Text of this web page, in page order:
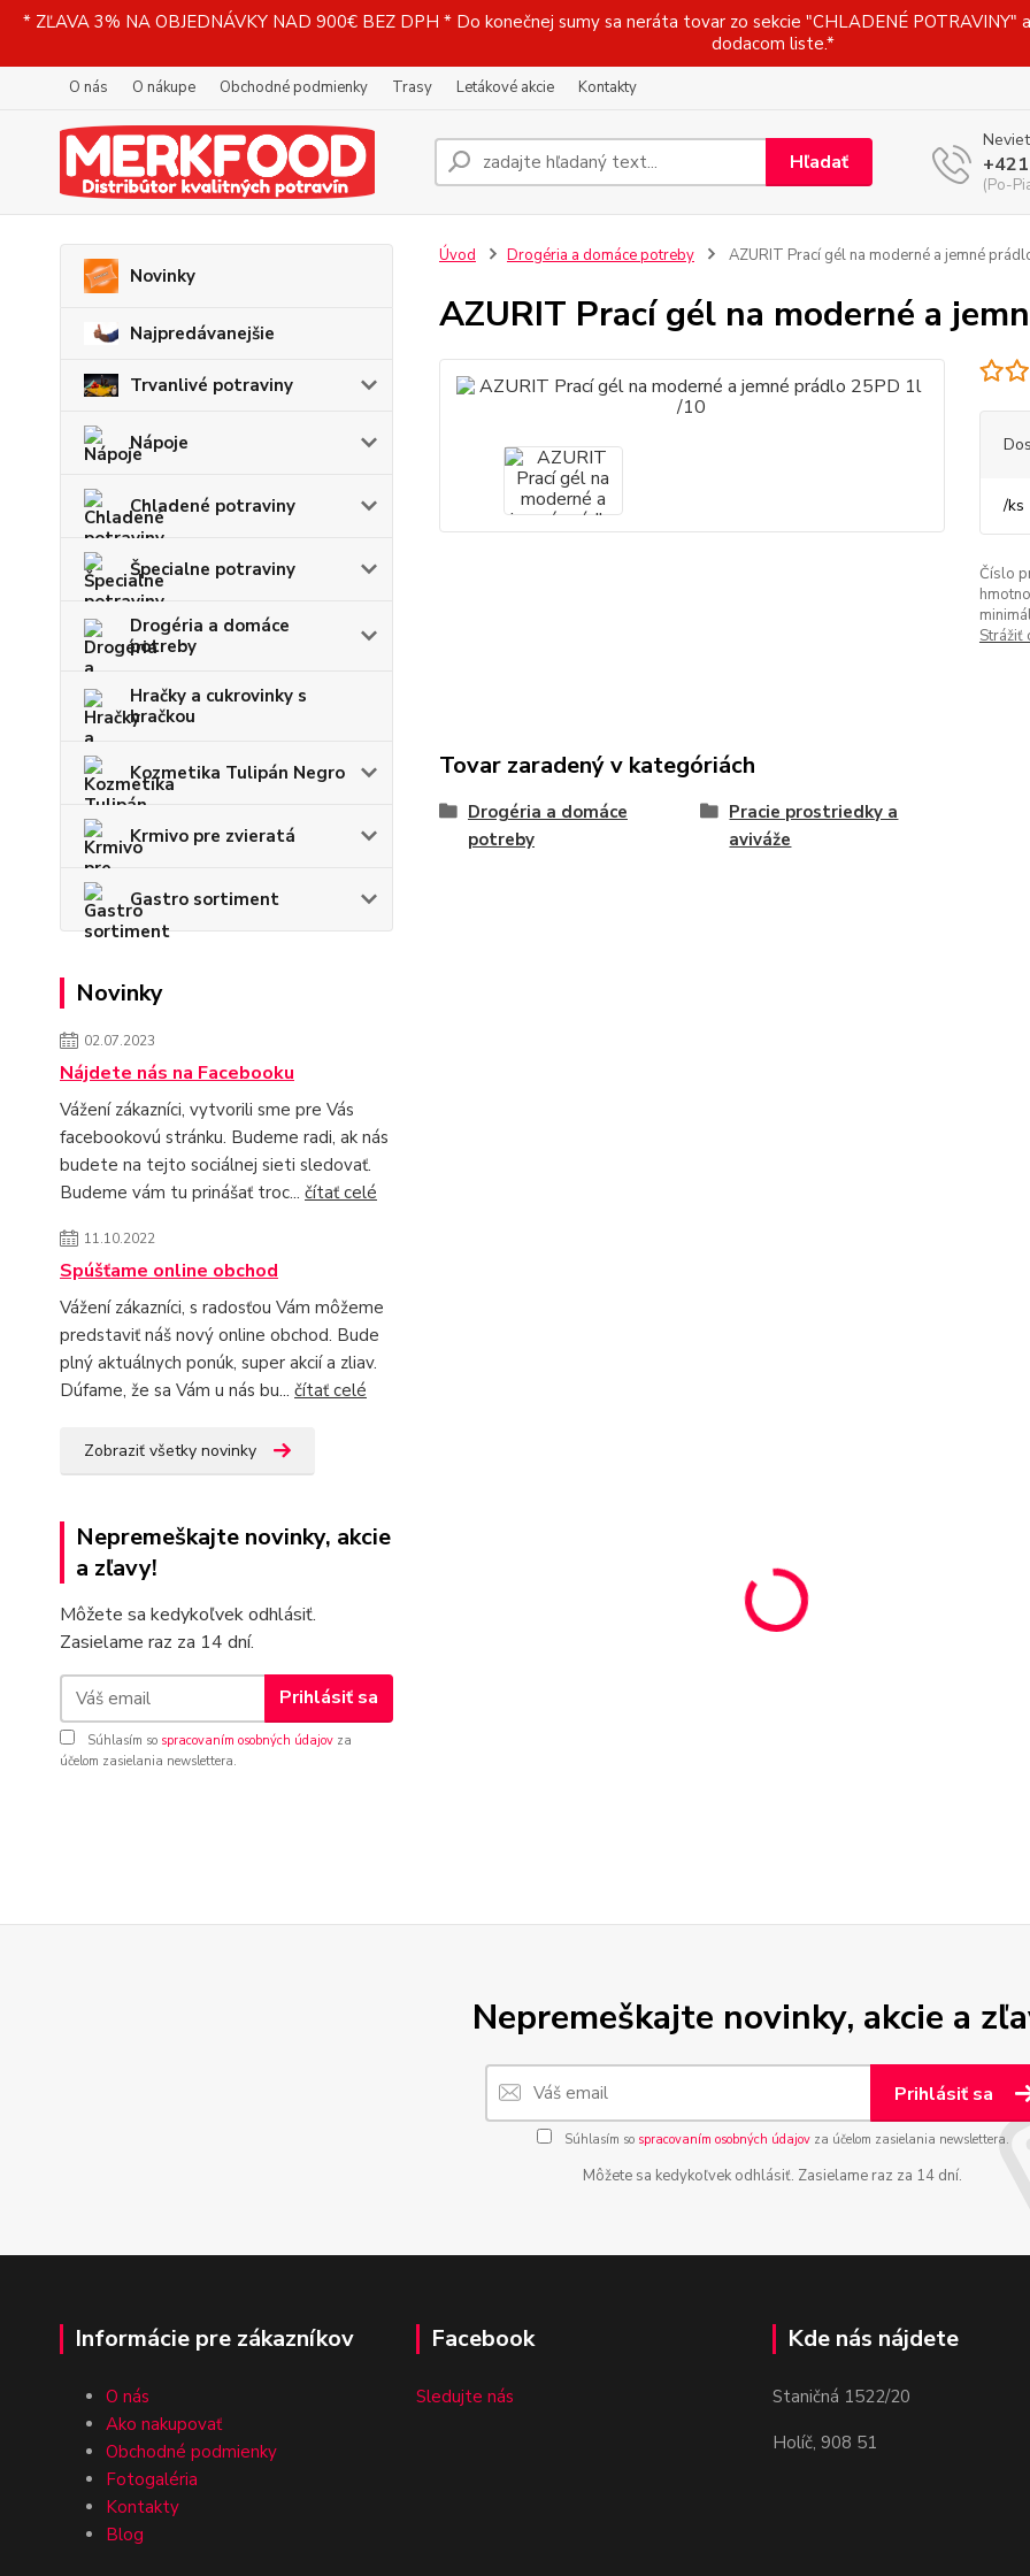
* ZĽAVA 3% NA OBJEDNÁVKY NAD 900€ BEZ DPH * Do konečnej sumy sa neráta tovar zo sekcie "CHLADENÉ
dodacom liste.*
O nás O nákupe Obchodné podmienky Trasy Letákové akcie Kontakty
Hľadať
(Po-
Novinky
Najpredávanejšie
Trvanlivé potraviny
Nápoje
Chladené potraviny
Špecialne potraviny
Drogéria a domáce
potreby
Hračky a cukrovinky s
hračkou
Kozmetika Tulipán Negro
Krmivo pre zvieratá
Gastro sortiment
Novinky
02.07.2023
Nájdete nás na Facebooku
Vážení zákazníci, vytvorili sme pre Vás
facebookovú stránku. Budeme radi, ak nás
budete na tejto sociálnej sieti sledovať.
Budeme vám tu prinášať troc... čítať celé
11.10.2022
Spúšťame online obchod
Vážení zákazníci, s radosťou Vám môžeme
predstaviť náš nový online obchod. Bude
plný aktuálnych ponúk, super akcií a zliav.
Dúfame, že sa Vám u nás bu... čítať celé
Zobraziť všetky novinky
Nepremeškajte novinky, akcie
a zľavy!
Môžete sa kedykoľvek odhlásiť.
Zasielame raz za 14 dní.
Prihlásiť sa
Súhlasím so spracovaním osobných údajov za
účelom zasielania newslettera.
Úvod Drogéria a domáce potreby AZURIT Prací gél na moderné a jemné
AZURIT Prací gél na moderné a
/ks
Číslo
Strážiť
Tovar zaradený v kategóriách
Drogéria a domáce
potreby
Pracie prostriedky a
aviváže
Nepremeškajte novinky, akcie a
Prihlásiť sa
Súhlasím so spracovaním osobných údajovza účelom zasielania newslettera.
Môžete sa kedykoľvek odhlásiť. Zasielame raz za 14 dní.
Informácie pre zákazníkov
O nás
Ako nakupovať
Obchodné podmienky
Fotogaléria
Kontakty
Blog
Facebook
Sledujte nás
Kde nás nájdete
Staničná 1522/20
Holíč, 908 51